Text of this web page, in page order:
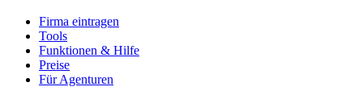
Firma eintragen
Tools
Funktionen & Hilfe
Preise
Für Agenturen